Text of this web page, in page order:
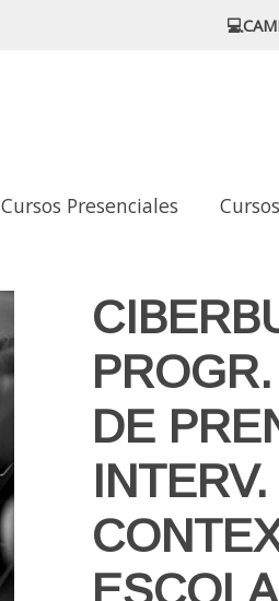
Cursos Presenciales
DE